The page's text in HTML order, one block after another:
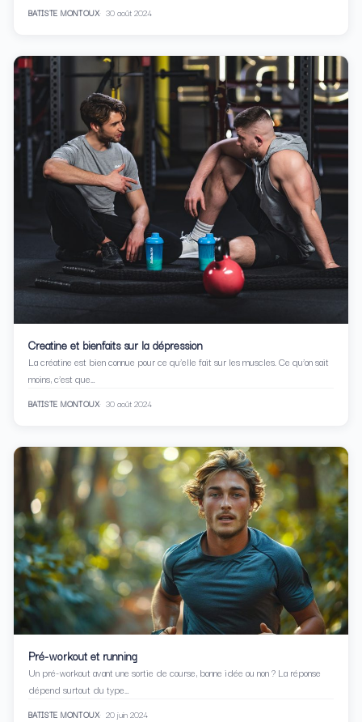
BATISTE MONTOUX 30 août 2024
Creatine et bienfaits sur la dépression
La créatine est bien connue pour ce qu’elle fait sur les muscles. Ce qu’on sait
moins, c’est que…
BATISTE MONTOUX 30 août 2024
Pré-workout et running
Un pré-workout avant une sortie de course, bonne idée ou non ? La réponse
dépend surtout du type…
BATISTE MONTOUX 20 juin 2024